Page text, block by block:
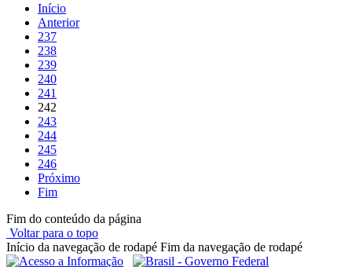
Início
Anterior
237
238
239
240
241
242
243
244
245
246
Próximo
Fim
Fim do conteúdo da página
Voltar para o topo
Início da navegação de rodapé Fim da navegação de rodapé